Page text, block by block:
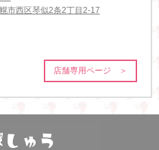
市西区琴似2条2丁目2-17
店舗専用ページ ＞